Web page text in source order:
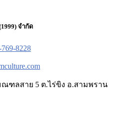
จำกัด
8228
ฑลสาย 5 ต.ไร่ขิง อ.สามพราน